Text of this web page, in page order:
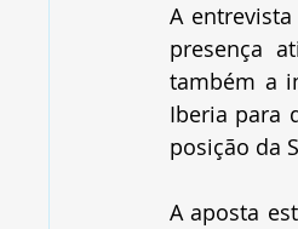
A
presença
também a
Iberia para
posição da
A aposta